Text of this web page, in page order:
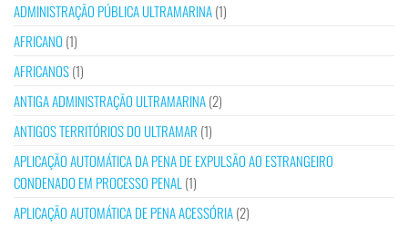
ADMINISTRAÇÃO PÚBLICA ULTRAMARINA(1)
AFRICANO (1)
AFRICANOS(1)
ANTIGA ADMINISTRAÇÃO ULTRAMARINA(2)
ANTIGOS TERRITÓRIOS DO ULTRAMAR (1)
APLICAÇÃO AUTOMÁTICA DA PENA DE EXPULSÃO AO ESTRANGEIRO
CONDENADO EM PROCESSO PENAL (1)
APLICAÇÃO AUTOMÁTICA DE PENA ACESSÓRIA(2)